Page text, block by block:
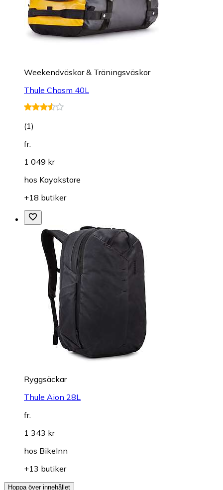
Weekendväskor & Träningsväskor
Thule Chasm 40L
(1)
fr.
1 049 kr
hos Kayakstore
+18 butiker
Ryggsäckar
Thule Aion 28L
fr.
1 343 kr
hos BikeInn
+13 butiker
Hoppa över innehållet